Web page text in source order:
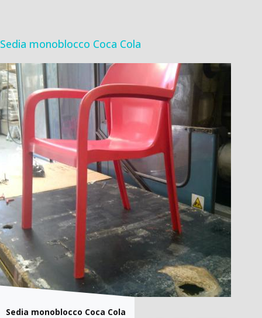
Sedia monoblocco Coca Cola
Sedia monoblocco Coca Cola